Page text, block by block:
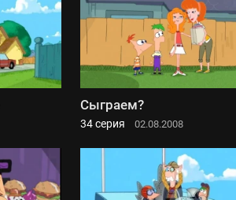
Сыграем?
34 серия 02.08.2008